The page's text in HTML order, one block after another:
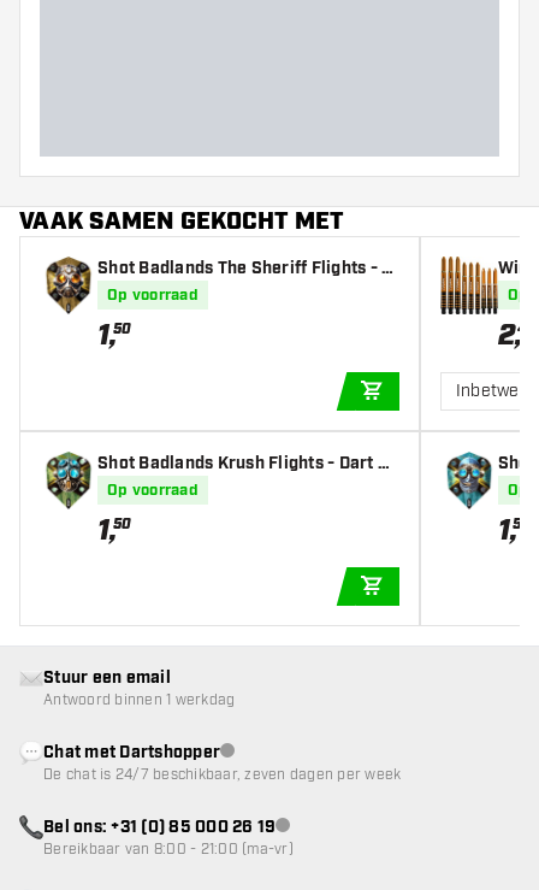
VAAK SAMEN GEKOCHT MET
Shot Badlands The Sheriff Flights - D
art Flights
Op voorraad
1,50
IN WINKELWAGEN
Shot Badlands Krush Flights - Dart Fli
ghts
Op voorraad
1,50
hafts
Op
2,40
Inbetween
Shot
hts
Op
1,50
Stuur een email
Antwoord binnen 1 werkdag
Chat met Dartshopperklantenservice niet beschikbaar
De chat is 24/7 beschikbaar, zeven dagen per week
Bel ons: +31 (0) 85 000 26 19klantenservice niet beschikbaar
Bereikbaar van 8:00 - 21:00 (ma-vr)